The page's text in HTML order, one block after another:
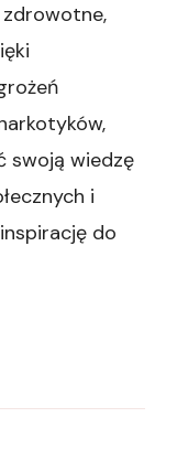
swoją wiedzę
i
do